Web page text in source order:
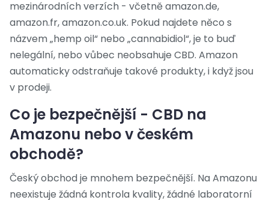
mezinárodních verzích - včetně amazon.de,
amazon.fr, amazon.co.uk. Pokud najdete něco s
názvem „hemp oil“ nebo „cannabidiol“, je to buď
nelegální, nebo vůbec neobsahuje CBD. Amazon
automaticky odstraňuje takové produkty, i když jsou
v prodeji.
Co je bezpečnější - CBD na
Amazonu nebo v českém
obchodě?
Český obchod je mnohem bezpečnější. Na Amazonu
neexistuje žádná kontrola kvality, žádné laboratorní